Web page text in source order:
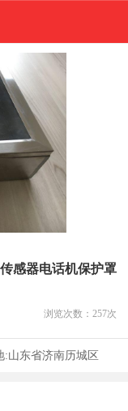
感器电话机保护罩
浏览次数： 257次
:山东省济南历城区